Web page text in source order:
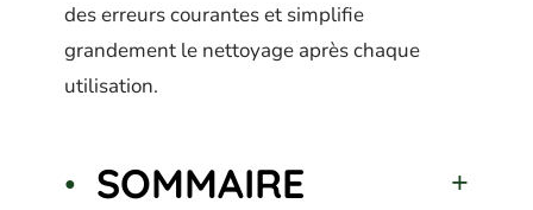
des erreurs courantes et simplifie
grandement le nettoyage après chaque
utilisation.
SOMMAIRE